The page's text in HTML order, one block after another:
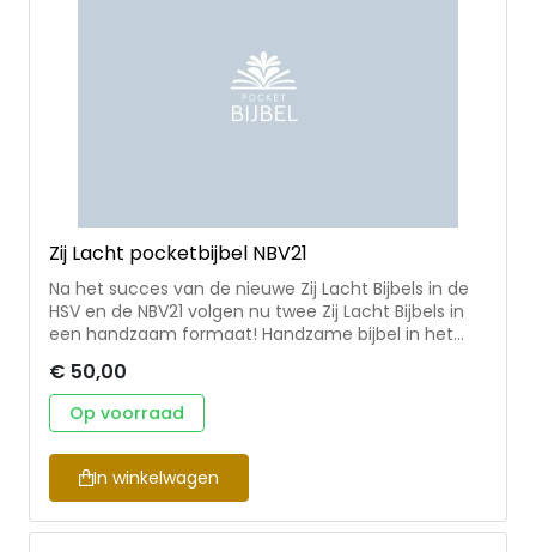
Zij Lacht pocketbijbel NBV21
Na het succes van de nieuwe Zij Lacht Bijbels in de
HSV en de NBV21 volgen nu twee Zij Lacht Bijbels in
een handzaam formaat! Handzame bijbel in het
Lacht content in de kleurenkaternen voor- en
achterin. De vormgeving is passend bij de nieuwe
grote Zij Lacht bijbels. Met een bijpassende koker ter
bescherming. Zij Lacht is een community voor
christelijke vrouwen met hart voor God. Naast
dagelijkse overdenkingen organiseren ze
evenementen en kloosterweekenden en maken ze
leesplannen en dagboeken zodat vrouwen de Bijbel
€ 50,00
Op voorraad
In winkelwagen